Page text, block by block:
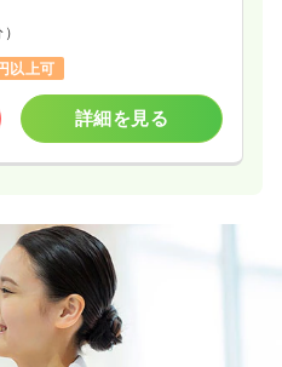
以上可
詳細を見る